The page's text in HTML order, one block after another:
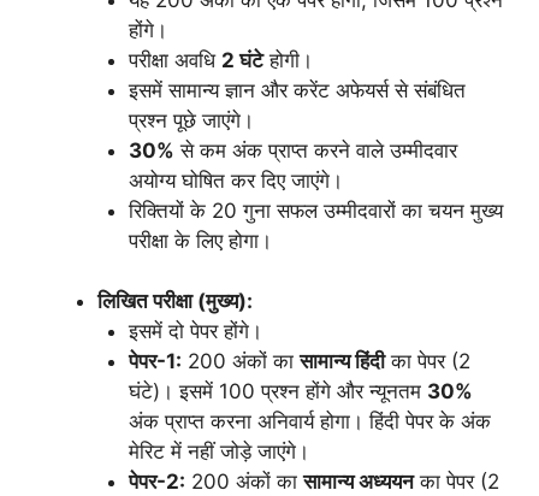
होंगे।
परीक्षा अवधि 2 घंटेहोगी।
इसमें सामान्य ज्ञान और करेंट अफेयर्स से संबंधित
प्रश्न पूछे जाएंगे।
30% से कम अंक प्राप्त करने वाले उम्मीदवार
अयोग्य घोषित कर दिए जाएंगे।
रिक्तियों के 20 गुना सफल उम्मीदवारों का चयन मुख्य
परीक्षा के लिए होगा।
लिखित परीक्षा (मुख्य):
इसमें दो पेपर होंगे।
पेपर-1: 200 अंकों कासामान्य हिंदीका पेपर (2
घंटे)। इसमें 100 प्रश्न होंगे और न्यूनतम 30%
अंक प्राप्त करना अनिवार्य होगा। हिंदी पेपर के अंक
मेरिट में नहीं जोड़े जाएंगे।
पेपर-2: 200 अंकों कासामान्य अध्ययनका पेपर (2